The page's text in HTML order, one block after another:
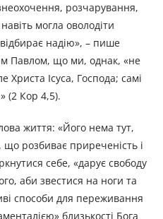
розчарування,
могла оволодіти
надію», – пише
Павлом, що ми, однак, «не
Христа Ісуса, Господа; самі
(2 Кор 4,5).
життя: «Його нема тут,
що розбиває приреченість і
себе, «дарує свободу
аби звестися на ноги та
способи для переживання
близькості Бога